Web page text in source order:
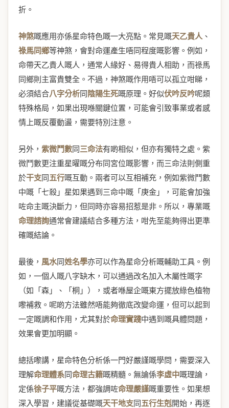
折。
神煞嘅應用亦係星命特色嘅一大亮點。常見嘅天乙貴人、
祿馬同鄉等神煞，會對命運產生唔同程度嘅影響。例如，
命帶天乙貴人嘅人，通常人緣好、易得貴人相助，而祿馬
同鄉則主富貴雙全。不過，神煞嘅作用唔可以孤立咁睇，
必須結合八字分析同 陰陽生死嘅原理。好似伏吟反吟呢類
特殊格局，如果出現喺關鍵位置，可能會引致事業或者感
情上嘅反覆動盪，需要特別注意。
另外， 紫微鬥數同三命法有啲相似，但亦有獨特之處。紫
微鬥數更注重星曜嘅分布同宮位嘅影響，而三命法則側重
於干支同五行嘅互動。兩者可以互相補充，例如紫微鬥數
中嘅「七殺」星如果遇到三命中嘅「庚金」，可能會加強
咗命主嘅決斷力，但同時亦容易招惹是非。所以，專業嘅
命理諮詢通常會建議結合多種方法，咁先至能夠得出更準
確嘅結論。
最後， 風水同姓名學亦可以作為星命分析嘅輔助工具。例
如，一個人嘅八字缺木，可以通過改名加入木屬性嘅字
（如「森」、「桐」），或者喺屋企嘅東方擺放綠色植物
嚟補救。呢啲方法雖然唔能夠徹底改變命運，但可以起到
一定嘅調和作用，尤其對於命理實踐中遇到嘅具體問題，
效果會更加明顯。
總括嚟講，星命特色分析係一門好嚴謹嘅學問，需要深入
理解命理體系同命理古籍嘅精髓。無論係李虛中嘅理論，
定係徐子平嘅方法，都強調咗命理嚴謹嘅重要性。如果想
深入學習，建議從基礎嘅天干地支同五行生剋開始，再逐